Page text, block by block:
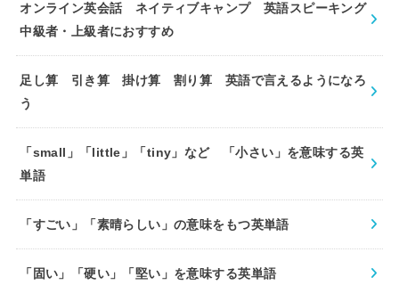
オンライン英会話 ネイティブキャンプ 英語スピーキング
中級者・上級者におすすめ
足し算 引き算 掛け算 割り算 英語で言えるようになろ
う
「small」「little」「tiny」など 「小さい」を意味する英
単語
「すごい」「素晴らしい」の意味をもつ英単語
「固い」「硬い」「堅い」を意味する英単語